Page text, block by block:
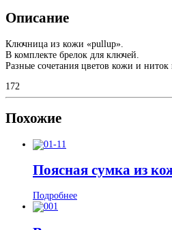
Описание
Ключница из кожи «pullup».
В комплекте брелок для ключей.
Разные сочетания цветов кожи и ниток
172
Похожие
Поясная сумка из
Подробнее